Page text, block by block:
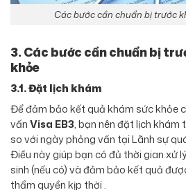
Các bước cần chuẩn bị trước
3. Các bước cần chuẩn bị
khỏe
3.1. Đặt lịch khám
Để đảm bảo kết quả khám sức khỏe
vấnVisa EB3, bạn nên đặt lịch khám
so với ngày phỏng vấn tại Lãnh sự
Điều này giúp bạn có đủ thời gian xử
sinh (nếu có) và đảm bảo kết quả
thẩm quyền kịp thời .